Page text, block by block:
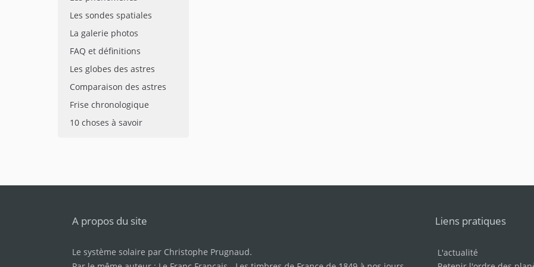
Les sondes spatiales
La galerie photos
FAQ et définitions
Les globes des astres
Comparaison des astres
Frise chronologique
10 choses à savoir
A propos du site
Le système solaire par Christophe Prugnaud.
Liens pratiques
L'actualité